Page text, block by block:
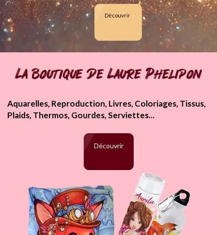
Découvrir
La boutique de Laure Phelipon
Aquarelles, Reproduction, Livres, Coloriages, Tissus,
Plaids, Thermos, Gourdes, Serviettes...
Découvrir